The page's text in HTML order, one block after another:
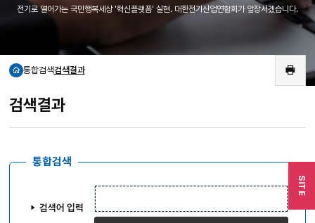
SITE
전기로 열어가는 국민행복세상 '혁신플랫폼' 실현. 대한전기산업연합회가 앞장서겠습니다.
홈통합검색검색결과
인
쇄
검색결과
통합검색
검색어 입력
검
색
어
입